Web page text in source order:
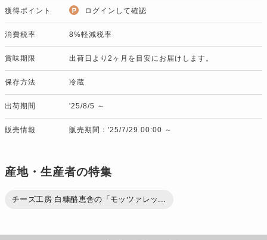
獲得ポイント ログインして確認
消費税率 8%軽減税率
賞味期限 出荷日より2ヶ月を目安にお届けします。
保存方法 冷蔵
出荷期間 '25/8/5 ～
販売情報 販売期間：'25/7/29 00:00 ～
産地・生産者の特集
チーズ工房 白糠酪恵舎の「モッツァレッ...